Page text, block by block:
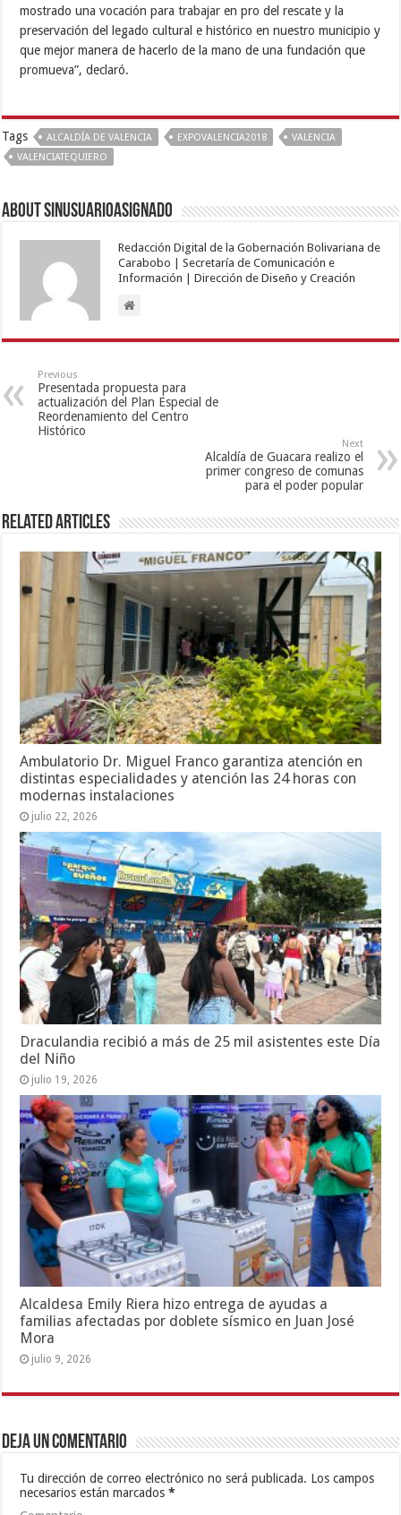
mostrado una vocación para trabajar en pro del rescate y la
preservación del legado cultural e histórico en nuestro municipio y
que mejor manera de hacerlo de la mano de una fundación que
promueva”, declaró.
Tags ALCALDÍA DE VALENCIA EXPOVALENCIA2018
VALENCIA
VALENCIATEQUIERO
About sinusuarioasignado
Redacción Digital de la Gobernación Bolivariana de
Carabobo | Secretaría de Comunicación e
Información | Dirección de Diseño y Creación
Previous
Presentada propuesta para
actualización del Plan Especial de
Reordenamiento del Centro
Histórico
Next
Alcaldía de Guacara realizo el
primer congreso de comunas
para el poder popular
Related Articles
Ambulatorio Dr. Miguel Franco garantiza atención en
distintas especialidades y atención las 24 horas con
modernas instalaciones
julio 22, 2026
Draculandia recibió a más de 25 mil asistentes este Día
del Niño
julio 19, 2026
Alcaldesa Emily Riera hizo entrega de ayudas a
familias afectadas por doblete sísmico en Juan José
Mora
julio 9, 2026
Deja un comentario
Tu dirección de correo electrónico no será publicada. Los campos
necesarios están marcados*